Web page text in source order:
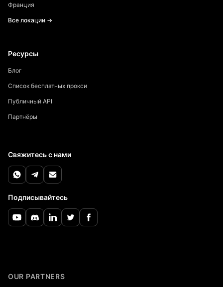
Франция
Все локации →
Ресурсы
Блог
Список бесплатных прокси
Публичный API
Партнёры
Свяжитесь с нами
Подписывайтесь
OUR PARTNERS